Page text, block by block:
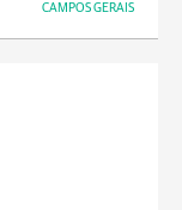
CAMPOS GERAIS